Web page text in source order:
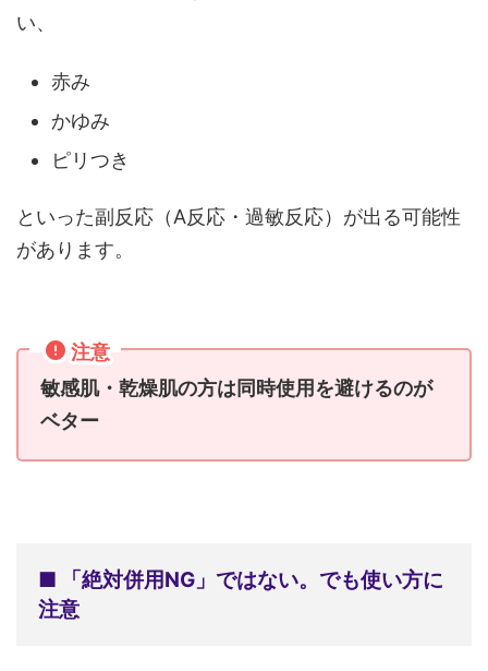
い、
赤み
かゆみ
ピリつき
といった副反応（A反応・過敏反応）が出る可能性
があります。
注意
敏感肌・乾燥肌の方は同時使用を避けるのが
ベター
■ 「絶対併用NG」ではない。でも使い方に
注意